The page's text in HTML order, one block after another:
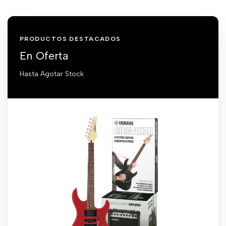
PRODUCTOS DESTACADOS
En Oferta
Hasta Agotar Stock